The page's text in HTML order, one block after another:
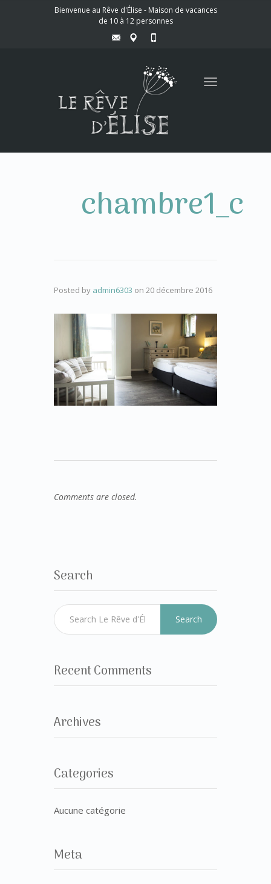
Bienvenue au Rêve d'Élise - Maison de vacances
de 10 à 12 personnes
Toggle
chambre1_c
Posted by admin6303 on 20 décembre 2016
Comments are closed.
Search
Search
Recent Comments
Archives
Categories
Aucune catégorie
Meta